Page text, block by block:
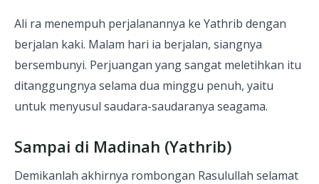
Ali ra menempuh perjalanannya ke Yathrib dengan
berjalan kaki. Malam hari ia berjalan, siangnya
bersembunyi. Perjuangan yang sangat meletihkan itu
ditanggungnya selama dua minggu penuh, yaitu
untuk menyusul saudara-saudaranya seagama.
Sampai di Madinah (Yathrib)
Demikanlah akhirnya rombongan Rasulullah selamat